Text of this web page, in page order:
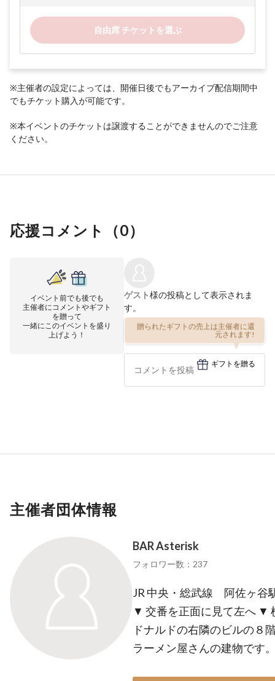
自由席 チケットを選ぶ
※主催者の設定によっては、開催日後でもアーカイブ配信期間中
でもチケット購入が可能です。
※本イベントのチケットは譲渡することができませんのでご注意
ください。
応援コメント（0）
イベント前でも後でも
主催者にコメントやギフト
を贈って
一緒にこのイベントを盛り
上げよう！
ゲスト様の投稿として表示されま
す。
贈られたギフトの売上は主催者に還
元されます!
ギフトを贈る
主催者団体情報
BAR Asterisk
フォロワー数：237
JR 中央・総武線 阿佐ヶ谷
▼ 交番を正面に見て左へ ▼
ドナルドの右隣のビルの８
ラーメン屋さんの建物です